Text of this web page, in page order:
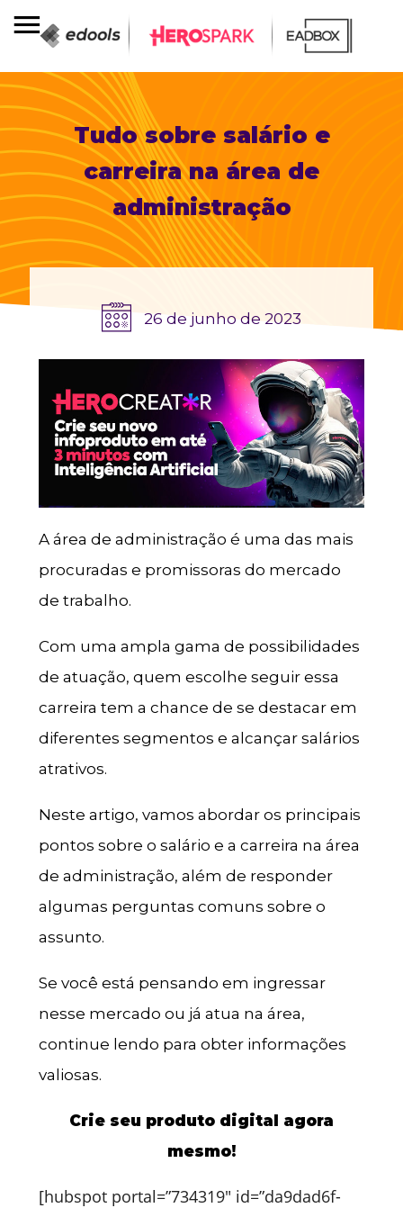
Tudo sobre salário e
carreira na área de
administração
26 de junho de 2023
A área de administração é uma das mais
procuradas e promissoras do mercado
de trabalho.
Com uma ampla gama de possibilidades
de atuação, quem escolhe seguir essa
carreira tem a chance de se destacar em
diferentes segmentos e alcançar salários
atrativos.
Neste artigo, vamos abordar os principais
pontos sobre o salário e a carreira na área
de administração, além de responder
algumas perguntas comuns sobre o
assunto.
Se você está pensando em ingressar
nesse mercado ou já atua na área,
continue lendo para obter informações
valiosas.
Crie seu produto digital agora
mesmo!
[hubspot portal=”734319″ id=”da9dad6f-